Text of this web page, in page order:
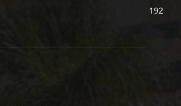
192